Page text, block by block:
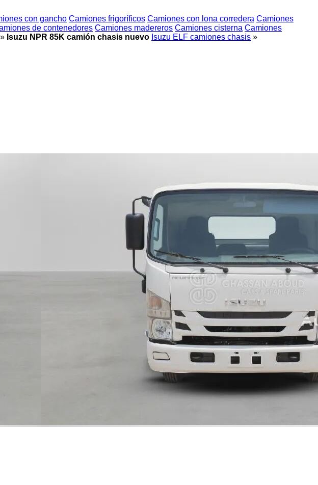
con gancho Camiones frigoríficos Camiones con lona corredera Camiones
de contenedores Camiones madereros Camiones cisterna Camiones
» Isuzu NPR 85K camión chasis nuevo Isuzu ELF camiones chasis »